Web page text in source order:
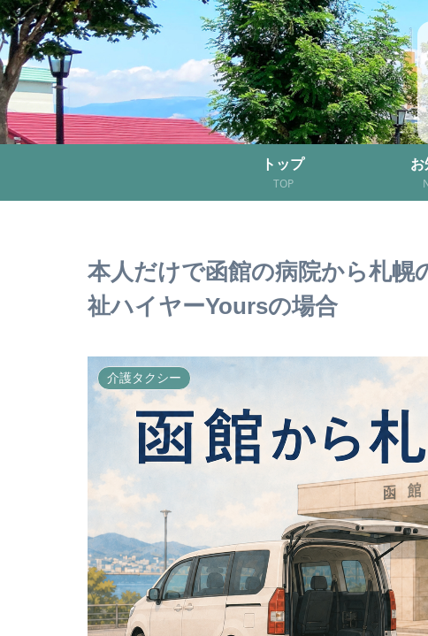
トップ
TOP
お
本人だけで函館の病院から札幌
祉ハイヤーYoursの場合
介護タクシー